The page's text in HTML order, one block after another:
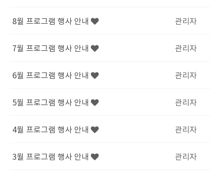
8월 프로그램 행사 안내 관리자
7월 프로그램 행사 안내 관리자
6월 프로그램 행사 안내 관리자
5월 프로그램 행사 안내 관리자
4월 프로그램 행사 안내 관리자
3월 프로그램 행사 안내 관리자